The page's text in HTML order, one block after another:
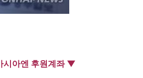
아엔 후원계좌 ▼